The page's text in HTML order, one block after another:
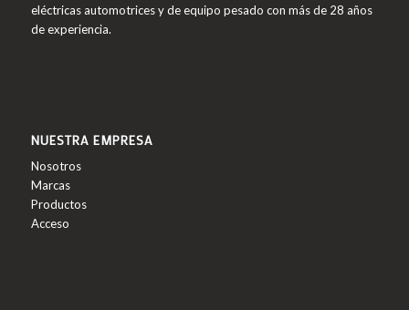
eléctricas automotrices y de equipo pesado con más de 28 años
de experiencia.
NUESTRA EMPRESA
Nosotros
Marcas
Productos
Acceso